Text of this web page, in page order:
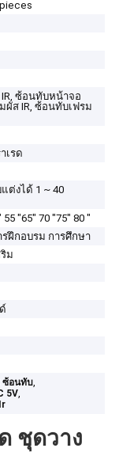
ซ้อนทับหน้าจอ
ผัส IR, ซ้อนทับเฟรม
เรด
ต่งได้ 1 ~ 40
"65" 70 "75" 80 "
ฝึกอบรม การศึกษา
ม
ซ้อนทับ,
5V,
ชุดวาง